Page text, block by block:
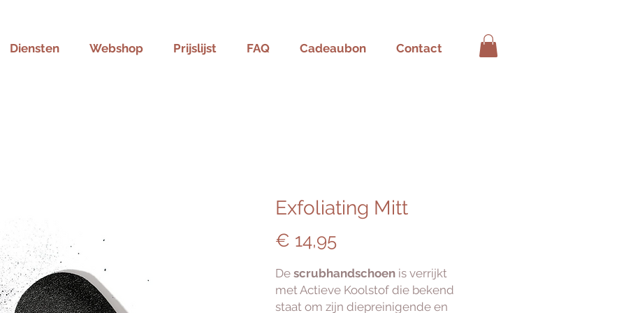
Diensten Webshop Prijslijst FAQ Cadeaubon Contact
Exfoliating Mitt
€ 14,95Prijs
De scrubhandschoen is verrijkt
met Actieve Koolstof die bekend
staat om zijn diepreinigende en